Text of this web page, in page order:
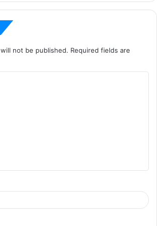
not be published. Required fields are